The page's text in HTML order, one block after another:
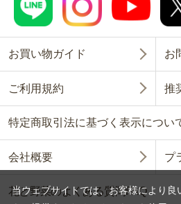
お買い物ガイド お
ご利用規約 推
特定商取引法に基づく表示につい
会社概要 プ
花と野菜のよくある質問FAQ
当ウェブサイトでは、お客様により良